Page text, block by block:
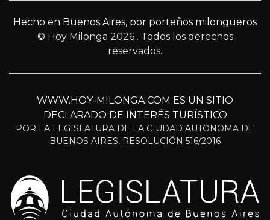
Hecho en Buenos Aires, por porteños milongueros
© Hoy Milonga 2026 . Todos los derechos
reservados.
WWW.HOY-MILONGA.COM ES UN SITIO
DECLARADO DE INTERÉS TURÍSTICO
POR LA LEGISLATURA DE LA CIUDAD AUTÓNOMA DE
BUENOS AIRES, RESOLUCIÓN 516/2016